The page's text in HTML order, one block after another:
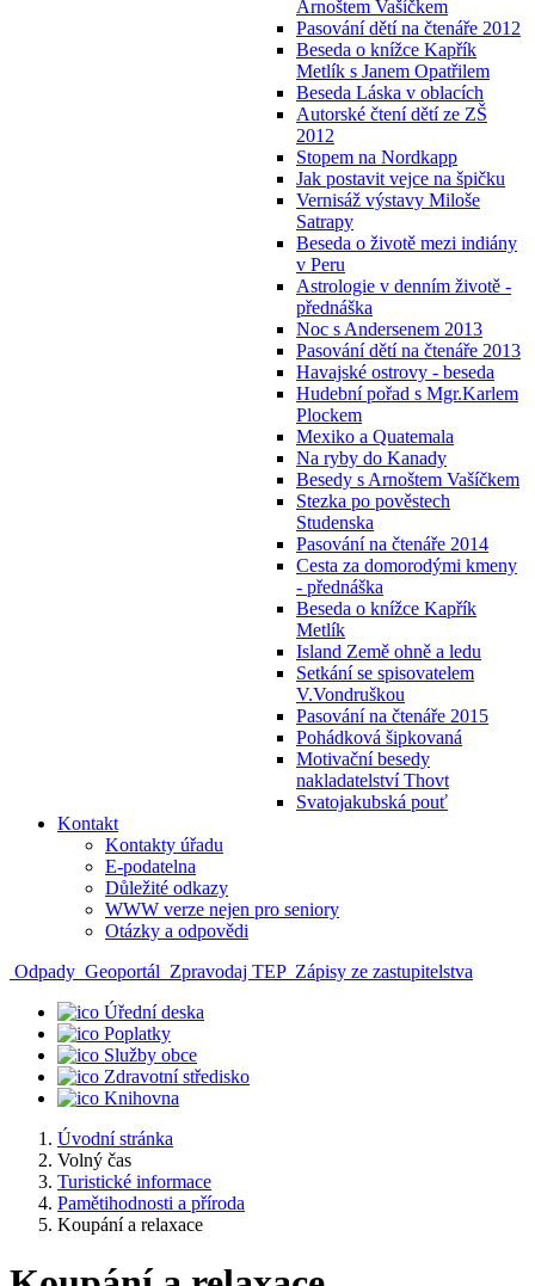
Arnoštem Vašíčkem
Pasování dětí na čtenáře 2012
Beseda o knížce Kapřík
Metlík s Janem Opatřilem
Beseda Láska v oblacích
Autorské čtení dětí ze ZŠ
2012
Stopem na Nordkapp
Jak postavit vejce na špičku
Vernisáž výstavy Miloše
Satrapy
Beseda o životě mezi indiány
v Peru
Astrologie v denním životě -
přednáška
Noc s Andersenem 2013
Pasování dětí na čtenáře 2013
Havajské ostrovy - beseda
Hudební pořad s Mgr.Karlem
Plockem
Mexiko a Quatemala
Na ryby do Kanady
Besedy s Arnoštem Vašíčkem
Stezka po pověstech
Studenska
Pasování na čtenáře 2014
Cesta za domorodými kmeny
- přednáška
Beseda o knížce Kapřík
Metlík
Island Země ohně a ledu
Setkání se spisovatelem
V.Vondruškou
Pasování na čtenáře 2015
Pohádková šipkovaná
Motivační besedy
nakladatelství Thovt
Svatojakubská pouť
Kontakt
Kontakty úřadu
E-podatelna
Důležité odkazy
WWW verze nejen pro seniory
Otázky a odpovědi
Odpady Geoportál Zpravodaj TEP Zápisy ze zastupitelstva
Úřední deska
Poplatky
Služby obce
Zdravotní středisko
Knihovna
Úvodní stránka
Volný čas
Turistické informace
Pamětihodnosti a příroda
Koupání a relaxace